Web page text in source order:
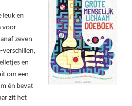
leuk en
voor
zeven
verschillen,
en
om een
én bevat
zit het